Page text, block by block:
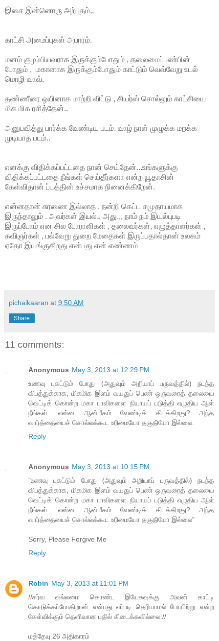
இசை இன்னொரு அற்புதம்,,
காட்சி அமைப்புகள் அபாரம்.
மனம் குழம்பியவராக இருக்கும்போதும் , தலைமைப்பண்பின்
போதும் , மகானாக இருக்கும்போதும் காட்டும் வெவ்வேறு உடல்
மொழி வாவ்.
தண்ணீரை ஒயினாக மாற்றி விட்டு , சியர்ஸ் சொல்லும் காட்சியை
மிக மிக ரசித்தேன்..
அனுபவித்து பார்க்க வேண்டிய படம். வாழ் நாள் முழுக்க மறக்க
முடியாத படம்..
எனக்கு விதிக்கப்பட்டதை நான் செய்தேன்...உங்களுக்கு
விதிக்கப்பட்டதை நீங்கள் செய்தீர்களா என்ற யூதாசின்
கேள்விதான் ப்டத்தின் உச்சமாக நினைக்கிறேன்.
என்னதான் சுரணை இல்லாத , நன்றி கெட்ட சமுதாயமாக
இருந்தாலும் . அவர்கள் இயல்பு அது.,, நாம் நம் இயல்புபடி
இருப்போம் என சில போராளிகள் , தலைவர்கள், எழுத்தாளர்கள் ,
கவிஞர்கள் , பல்வேறு துறை மேதைகள் இருப்பதால்தான் உலகம்
ஏதோ இயங்குகிறது என்பது என் எண்ணம்
pichaikaaran at 9:50 AM
Share
11 comments:
Anonymous May 3, 2013 at 12:29 PM
உணவு புகட்டும் போது (அதுவும் அறியாப் பருவத்தில்) நடந்த
விபத்துக்காக, மிகமிக இளம் வயதுப் பெண் ஒருவரைத் தலையை
வெட்டிக் கொன்ற மகா பாவிகளை நியாயப் படுத்தி எழுதிய ஆள்
நீங்கள். என்ன ஆன்மீகம் வேண்டிக் கிடக்கிறது? அந்த
வார்த்தையைச் சொல்லக்கூட உரிமையோ தகுதியோ இல்லை.
Reply
Anonymous May 3, 2013 at 10:15 PM
"உணவு புகட்டும் போது (அதுவும் அறியாப் பருவத்தில்) நடந்த
விபத்துக்காக, மிகமிக இளம் வயதுப் பெண் ஒருவரைத் தலையை
வெட்டிக் கொன்ற மகா பாவிகளை நியாயப் படுத்தி எழுதிய ஆள்
நீங்கள். என்ன ஆன்மீகம் வேண்டிக் கிடக்கிறது? அந்த
வார்த்தையைச் சொல்லக்கூட உரிமையோ தகுதியோ இல்லை"
Sorry, Please Forgive Me
Reply
Robin May 3, 2013 at 11:01 PM
//சர்வ வல்லமை கொண்ட இயேசுவுக்கு அவன் காட்டி
கொடுக்கப்போகிறான் என்பது எப்படி தெரியாமல் போயிற்று என்ற
கேள்விக்கும் தெளிவான பதில் கிடைக்கவில்லை.//
மத்தேயு 26 அதிகாரம்